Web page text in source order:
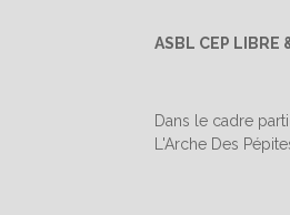
ASBL CEP
Dans le cadre
L'Arche Des